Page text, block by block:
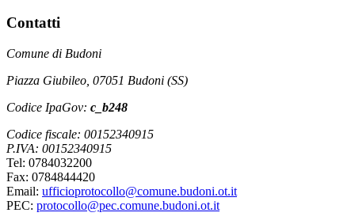
Contatti
Comune di Budoni
Piazza Giubileo, 07051 Budoni (SS)
Codice IpaGov: c_b248
Codice fiscale: 00152340915
P.IVA: 00152340915
Tel: 0784032200
Fax: 0784844420
Email: ufficioprotocollo@comune.budoni.ot.it
PEC: protocollo@pec.comune.budoni.ot.it